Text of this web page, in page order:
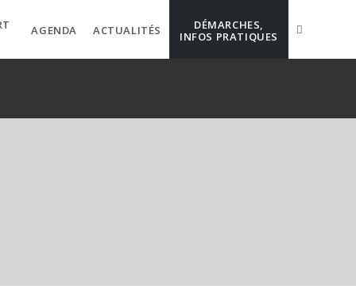
AGENDA ACTUALITÉS
DÉMARCHES,
INFOS PRATIQUES